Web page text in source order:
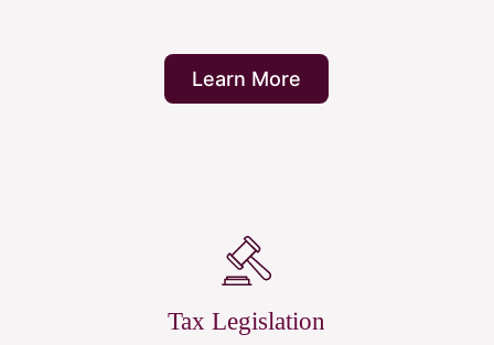
Learn More
Tax Legislation